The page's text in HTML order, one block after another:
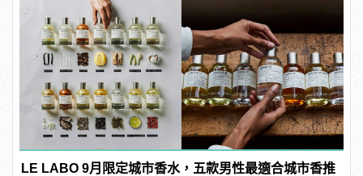
LE LABO 9月限定城市香水，五款男性最適合城市香推